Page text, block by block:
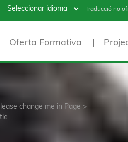
Traducció no
Oferta Formativa
change me in Page >